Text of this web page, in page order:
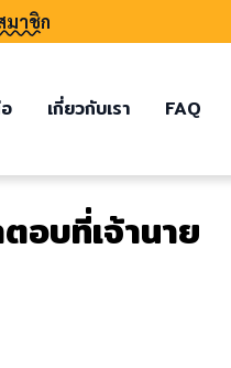
มาชิก
เกี่ยวกับเรา FAQ
อบที่เจ้านาย